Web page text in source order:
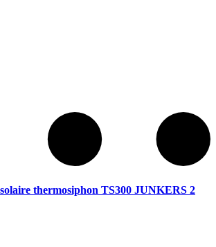
thermosiphon TS300 JUNKERS 2